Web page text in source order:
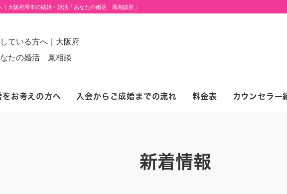
大阪府堺市の結婚・婚活「あなたの婚活 鳳相談所」
をお考えの方へ 入会からご成婚までの流れ 料金表 カウンセラー
新着情報